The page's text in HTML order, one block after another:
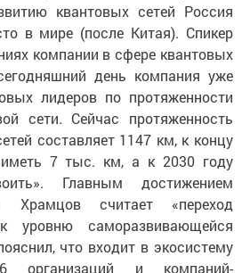
квантовых сетей Россия
в мире (после Китая). Спикер
компании в сфере квантовых
день компания уже
лидеров по протяженности
сети. Сейчас протяженность
составляет 1147 км, к концу
7 тыс. км, а к 2030 году
Главным достижением
Храмцов считает «переход
саморазвивающейся
что входит в экосистему
и компаний-